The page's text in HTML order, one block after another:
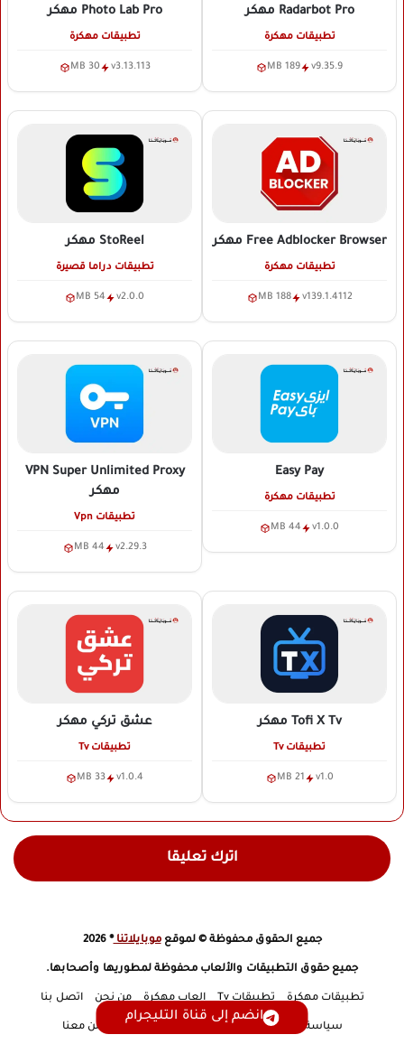
Radarbot Pro مهكر
تطبيقات مهكرة
v9.35.9
189 MB
Photo Lab Pro مهكر
تطبيقات مهكرة
v3.13.113
30 MB
Free Adblocker Browser مهكر
تطبيقات مهكرة
v139.1.4112
188 MB
StoReel مهكر
تطبيقات دراما قصيرة
v2.0.0
54 MB
Easy Pay
تطبيقات مهكرة
v1.0.0
44 MB
VPN Super Unlimited Proxy
مهكر
تطبيقات Vpn
v2.29.3
44 MB
Tofi X Tv مهكر
تطبيقات Tv
v1.0
21 MB
عشق تركي مهكر
تطبيقات Tv
v1.0.4
33 MB
اترك تعليقا
جميع الحقوق محفوظة © لموقعموبايلاتنا® 2026
جميع حقوق التطبيقات والألعاب محفوظة لمطوريها وأصحابها.
تطبيقات مهكرة تطبيقات Tv العاب مهكرة من نحن اتصل بنا
سياسة الخصوصية أعلن معنا
انضم إلى قناة التليجرام